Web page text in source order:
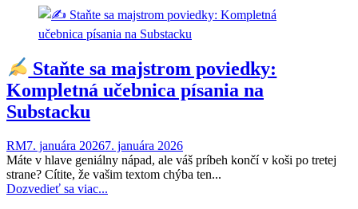
Staňte sa majstrom poviedky:
Kompletná učebnica písania na
Substacku
RM7. januára 20267. januára 2026
Máte v hlave geniálny nápad, ale váš príbeh končí v koši po tretej
strane? Cítite, že vašim textom chýba ten...
Dozvedieť sa viac...